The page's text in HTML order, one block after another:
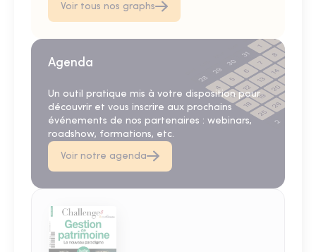
Voir tous nos graphs
Agenda
Un outil pratique mis à votre disposition pour
découvrir et vous inscrire aux prochains
événements de nos partenaires : webinars,
roadshow, formations, etc.
Voir notre agenda